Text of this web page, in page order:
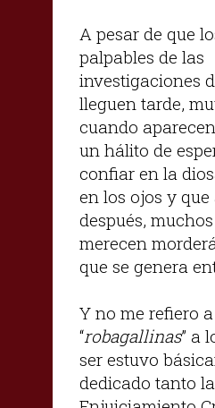
A pesar de que
palpables de las
investigaciones
lleguen tarde,
cuando
un hálito de
confiar en la
en los ojos y que
después,
merecen
que se genera
Y no me refiero
“robagallinas” a
ser estuvo
dedicado tanto